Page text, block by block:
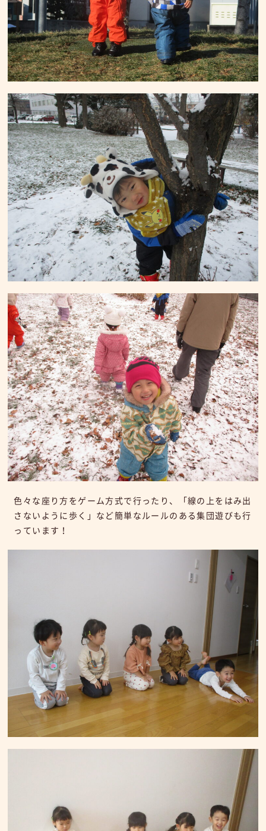
色々な座り方をゲーム方式で行ったり、「線の上をはみ出
さないように歩く」など簡単なルールのある集団遊びも行
っています！